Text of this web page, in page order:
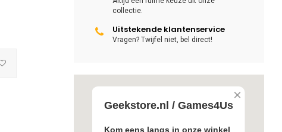
collectie.
Uitstekende klantenservice
Vragen? Twijfel niet, bel direct!